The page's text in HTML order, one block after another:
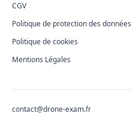
CGV
Politique de protection des données
Politique de cookies
Mentions Légales
contact@drone-exam.fr